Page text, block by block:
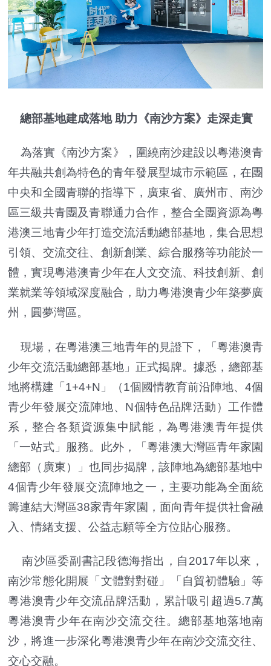
總部基地建成落地 助力《南沙方案》走深走實
為落實《南沙方案》，圍繞南沙建設以粵港澳青
年共融共創為特色的青年發展型城市示範區，在團
中央和全國青聯的指導下，廣東省、廣州市、南沙
區三級共青團及青聯通力合作，整合全團資源為粵
港澳三地青少年打造交流活動總部基地，集合思想
引領、交流交往、創新創業、綜合服務等功能於一
體，實現粵港澳青少年在人文交流、科技創新、創
業就業等領域深度融合，助力粵港澳青少年築夢廣
州，圓夢灣區。
現場，在粵港澳三地青年的見證下，「粵港澳青
少年交流活動總部基地」正式揭牌。據悉，總部基
地將構建「1+4+N」（1個國情教育前沿陣地、4個
青少年發展交流陣地、N個特色品牌活動）工作體
系，整合各類資源集中賦能，為粵港澳青年提供
「一站式」服務。此外，「粵港澳大灣區青年家園
總部（廣東）」也同步揭牌，該陣地為總部基地中
4個青少年發展交流陣地之一，主要功能為全面統
籌連結大灣區38家青年家園，面向青年提供社會融
入、情緒支援、公益志願等全方位貼心服務。
南沙區委副書記段德海指出，自2017年以來，
南沙常態化開展「文體對對碰」「自貿初體驗」等
粵港澳青少年交流品牌活動，累計吸引超過5.7萬
粵港澳青少年在南沙交流交往。總部基地落地南
沙，將進一步深化粵港澳青少年在南沙交流交往、
交心交融。